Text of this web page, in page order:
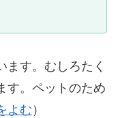
ます。むしろたく
す。ペットのため
よむ ）